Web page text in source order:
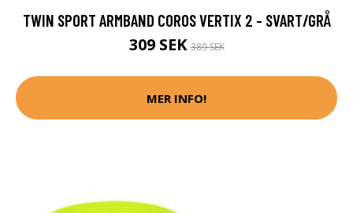
TWIN SPORT ARMBAND COROS VERTIX 2 - SVART/GRÅ
309 SEK389 SEK
MER INFO!